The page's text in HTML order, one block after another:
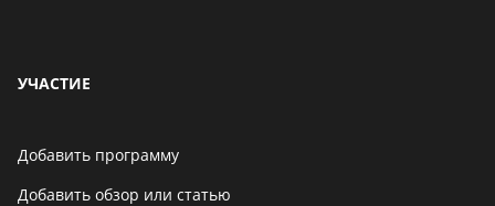
УЧАСТИЕ
Добавить программу
Добавить обзор или статью